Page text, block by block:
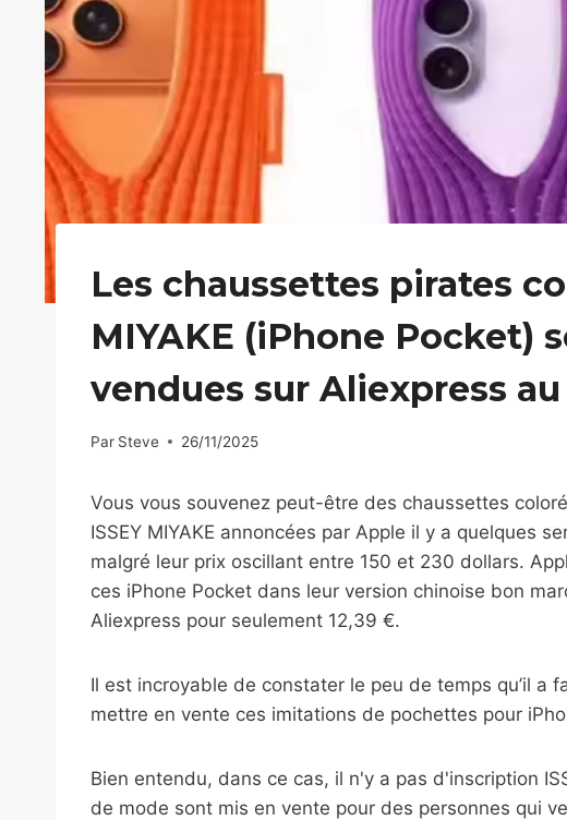
Les chaussettes pirates
MIYAKE (iPhone Pocket)
vendues sur Aliexpress
Par Steve 26/11/2025
Vous vous souvenez peut-être des chaussettes
ISSEY MIYAKE annoncées par Apple il y a quelques
malgré leur prix oscillant entre 150 et 230 dollars.
ces iPhone Pocket dans leur version chinoise bon
Aliexpress pour seulement 12,39 €.
Il est incroyable de constater le peu de temps qu’il a
mettre en vente ces imitations de pochettes pour
Bien entendu, dans ce cas, il n'y a pas d'inscription
de mode sont mis en vente pour des personnes qui